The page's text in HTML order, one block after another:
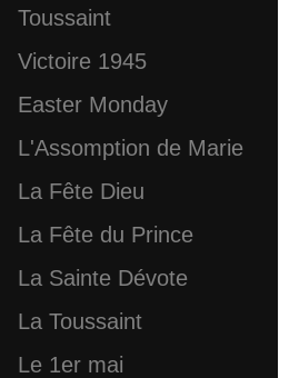
Toussaint
Victoire 1945
Easter Monday
L'Assomption de Marie
La Fête Dieu
La Fête du Prince
La Sainte Dévote
La Toussaint
Le 1er mai